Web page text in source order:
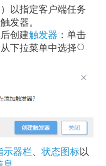
）以指定客户端任务
发器。
创建触发器 ：单击
下拉菜单中选择
示器栏、状态图标以